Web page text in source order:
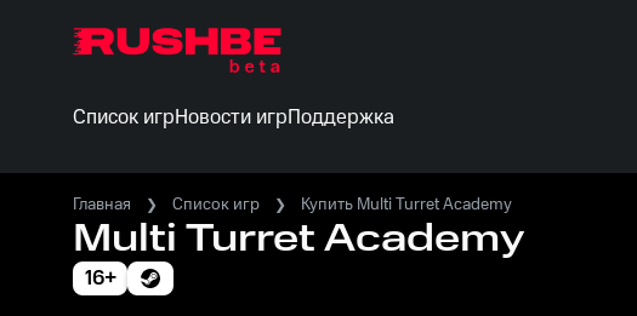
Список игрНовости игрПоддержка
Главная Список игр Купить Multi Turret Academy
Multi Turret Academy
16+